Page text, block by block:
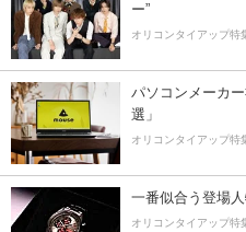
ー”
オリコンタイアップ特
パソコンメーカ
選」
オリコンタイアップ特
一番似合う登場
オリコンタイアップ特